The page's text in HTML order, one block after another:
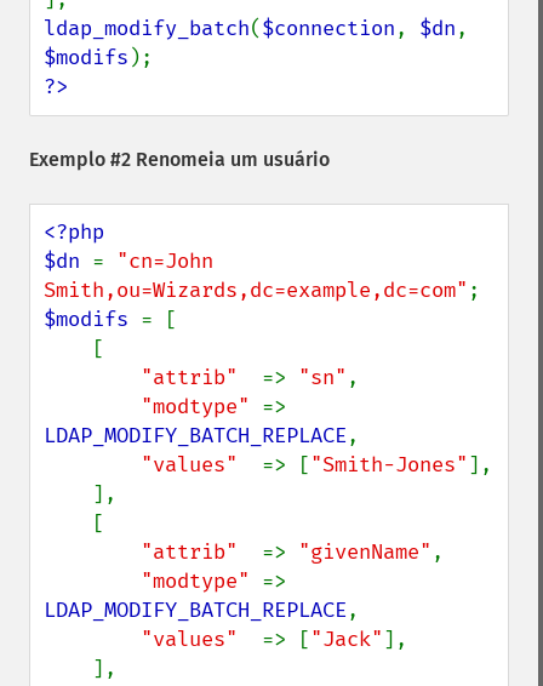
ldap_modify_batch($connection, $dn
$modifs
?>
Exemplo #2 Renomeia um usuário
<?php
$dn = "cn=John
Smith,ou=Wizards,dc=example,dc=com"
$modifs = [
"attrib" => "sn" ,
"modtype"
LDAP_MODIFY_BATCH_REPLACE,
"values" => ["Smith-Jones"],
"attrib" => "givenName" ,
"modtype"
LDAP_MODIFY_BATCH_REPLACE,
"values" => ["Jack"],